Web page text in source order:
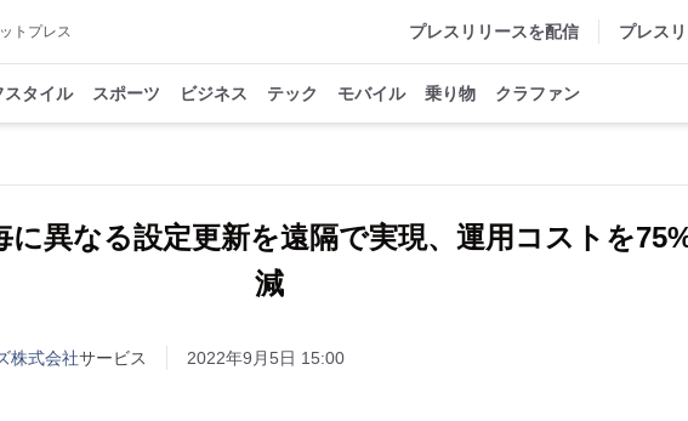
トプレス プレスリリースを配信 プレス
スタイル スポーツ ビジネス テック モバイル 乗り物 クラファン
異なる設定更新を遠隔で実現、運用コストを
減
株式会社サービス 2022年9月5日 15:00